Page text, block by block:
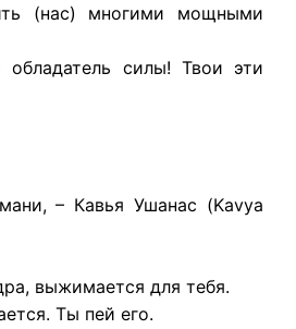
(нас) многими мощными
силы! Твои эти
– Кавья Ушанас (Kavya
выжимается для тебя.
Ты пей его.